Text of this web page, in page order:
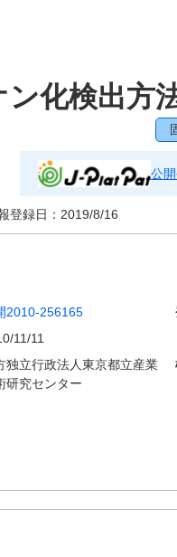
化検出方
公
登録日： 2019/8/16
2010-256165
11/11
独立行政法人東京都立産業
研究センター